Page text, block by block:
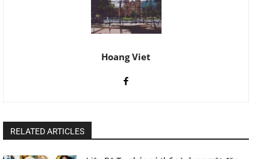
Hoang Viet
RELATED ARTICLES